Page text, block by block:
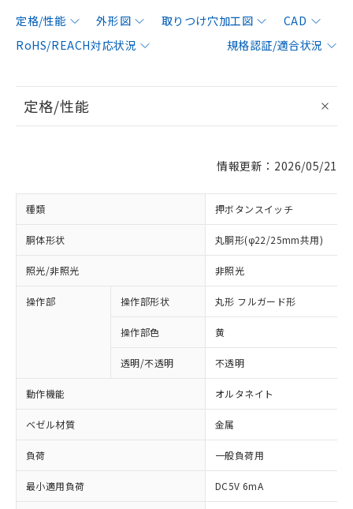
定格/性能 外形図 取りつけ穴加工図
CAD
RoHS/REACH対応状況
規格認証/適合状況
定格/性能
情報更新：2026/05/21
種類 押ボタンスイッチ
胴体形状 丸胴形(φ22/25mm共用)
照光/非照光 非照光
操作部 操作部形状 丸形 フルガード形
操作部色 黄
透明/不透明 不透明
動作機能 オルタネイト
ベゼル材質 金属
負荷 一般負荷用
最小適用負荷 DC5V 6mA